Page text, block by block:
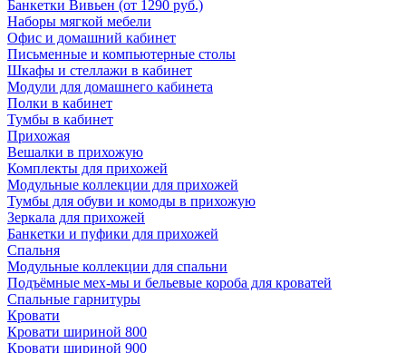
Банкетки Вивьен (от 1290 руб.)
Наборы мягкой мебели
Офис и домашний кабинет
Письменные и компьютерные столы
Шкафы и стеллажи в кабинет
Модули для домашнего кабинета
Полки в кабинет
Тумбы в кабинет
Прихожая
Вешалки в прихожую
Комплекты для прихожей
Модульные коллекции для прихожей
Тумбы для обуви и комоды в прихожую
Зеркала для прихожей
Банкетки и пуфики для прихожей
Спальня
Модульные коллекции для спальни
Подъёмные мех-мы и бельевые короба для кроватей
Спальные гарнитуры
Кровати
Кровати шириной 800
Кровати шириной 900